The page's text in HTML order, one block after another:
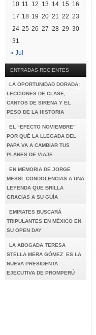
10 11 12 13 14 15 16
17 18 19 20 21 22 23
24 25 26 27 28 29 30
31
« Jul
ENTRADAS RECIENTES
LA OPORTUNIDAD DORADA:
LECCIONES DE CLASE,
CANTOS DE SIRENA Y EL
PESO DE LA HISTORIA
EL “EFECTO NOVIEMBRE”
POR QUÉ LA LLEGADA DEL
PAPA VA A CAMBIAR TUS
PLANES DE VIAJE
EN MEMORIA DE JORGE
MESSI: CONDOLENCIAS A UNA
LEYENDA QUE BRILLA
GRACIAS A SU GUÍA
EMIRATES BUSCARÁ
TRIPULANTES EN MÉXICO EN
SU OPEN DAY
LA ABOGADA TERESA
STELLA MERA GÓMEZ ES LA
NUEVA PRESIDENTA
EJECUTIVA DE PROMPERÚ